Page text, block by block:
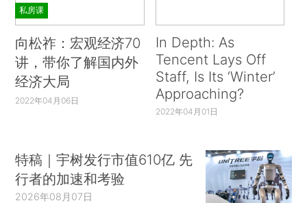
私房课
向松祚：宏观经济70
讲，带你了解国内外
经济大局
2022年04月06日
In Depth: As
Tencent Lays Off
Staff, Is Its ‘Winter’
Approaching?
2022年04月01日
特稿｜宇树发行市值610亿 先
行者的加速和考验
2026年08月07日